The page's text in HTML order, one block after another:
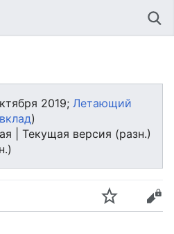
2019; Летающий
вклад)
| Текущая версия (разн.)